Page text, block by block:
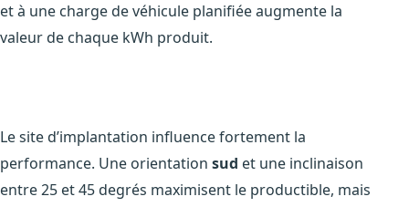
et à une charge de véhicule planifiée augmente la
valeur de chaque kWh produit.
Le site d’implantation influence fortement la
performance. Une orientation sud et une inclinaison
entre 25 et 45 degrés maximisent le productible, mais